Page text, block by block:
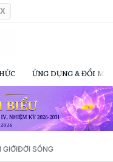
ỨNG DỤNG & ĐỔI
GIỚIĐỜI SỐNG